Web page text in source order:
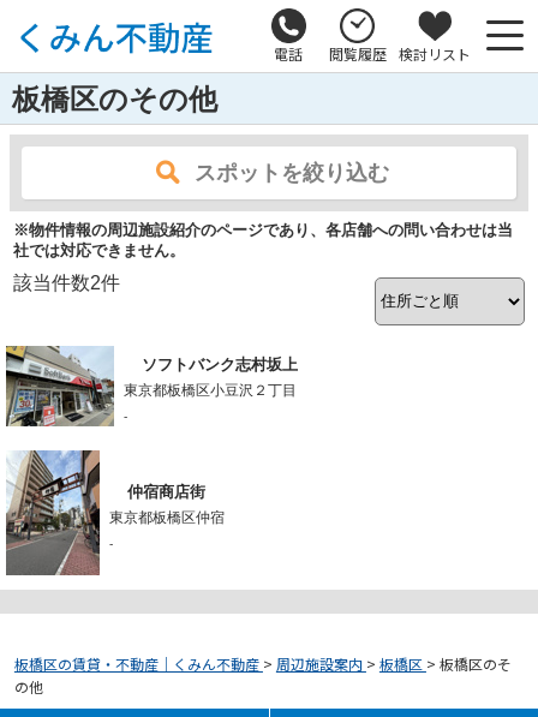
電話 閲覧履歴 検討リスト
板橋区のその他
スポットを絞り込む
※物件情報の周辺施設紹介のページであり、各店舗への問い合わせは当
社では対応できません。
該当件数2件
ソフトバンク志村坂上
東京都板橋区小豆沢２丁目
-
仲宿商店街
東京都板橋区仲宿
-
板橋区の賃貸・不動産｜くみん不動産 > 周辺施設案内 > 板橋区 > 板橋区のそ
の他